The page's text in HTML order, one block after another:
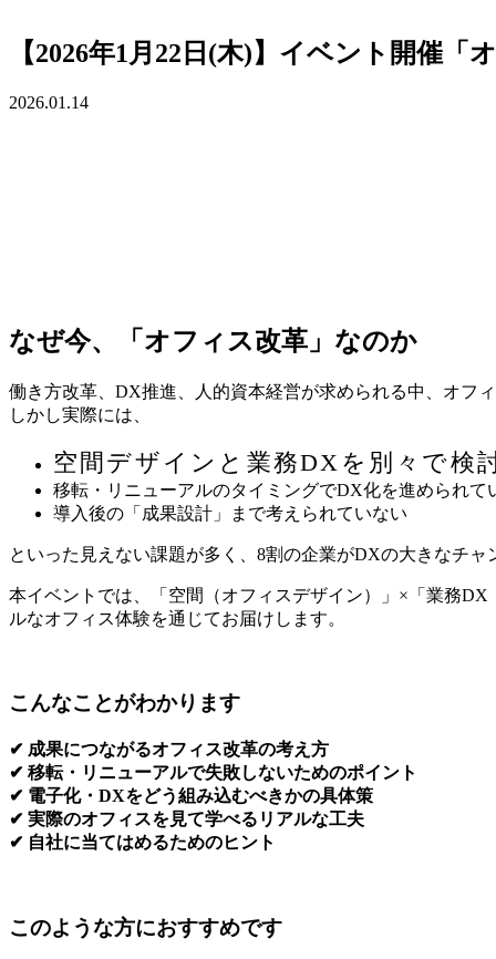
【2026年1月22日(木)】イベント開催
2026.01.14
なぜ今、「オフィス改革」なのか
働き方改革、DX推進、人的資本経営が求められる中、オフ
しかし実際には、
空間デザインと業務DXを別々で検
移転・リニューアルのタイミングでDX化を進められて
導入後の「成果設計」まで考えられていない
といった見えない課題が多く、8割の企業がDXの大きなチ
本イベントでは、「空間（オフィスデザイン）」×「業務
ルなオフィス体験を通じてお届けします。
こんなことがわかります
✔ 成果につながるオフィス改革の考え方
✔ 移転・リニューアルで失敗しないためのポイント
✔ 電子化・DXをどう組み込むべきかの具体策
✔ 実際のオフィスを見て学べるリアルな工夫
✔ 自社に当てはめるためのヒント
このような方におすすめです